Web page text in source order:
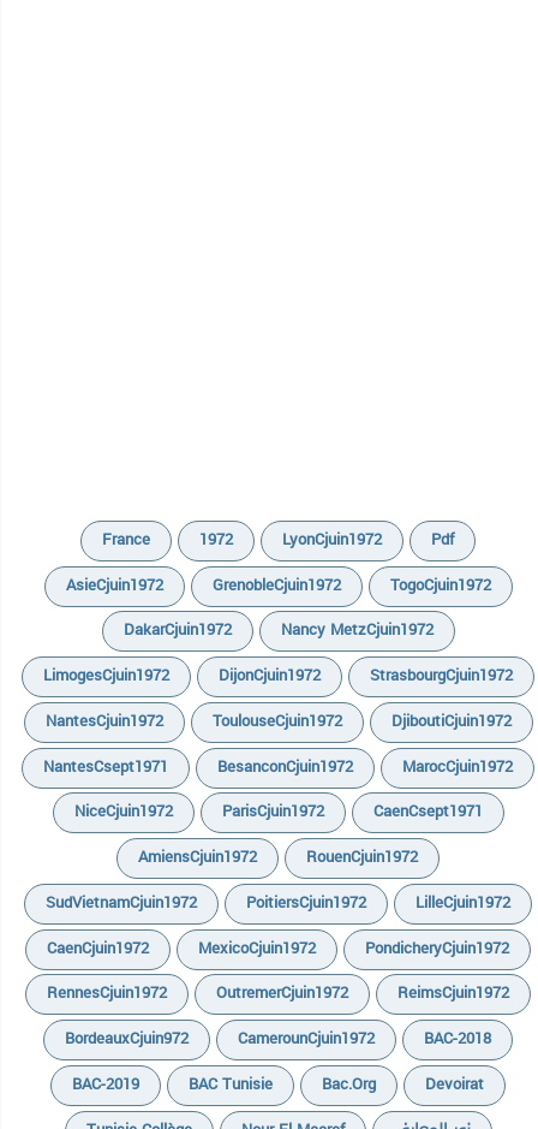
France 1972 LyonCjuin1972
Pdf
AsieCjuin1972
GrenobleCjuin1972
TogoCjuin1972
DakarCjuin1972
Nancy MetzCjuin1972
LimogesCjuin1972
DijonCjuin1972
StrasbourgCjuin1972
NantesCjuin1972
ToulouseCjuin1972
DjiboutiCjuin1972
NantesCsept1971
BesanconCjuin1972
MarocCjuin1972
NiceCjuin1972
ParisCjuin1972
CaenCsept1971
AmiensCjuin1972
RouenCjuin1972
SudVietnamCjuin1972
PoitiersCjuin1972
LilleCjuin1972
CaenCjuin1972
MexicoCjuin1972
PondicheryCjuin1972
RennesCjuin1972
OutremerCjuin1972
ReimsCjuin1972
BordeauxCjuin972
CamerounCjuin1972
BAC-2018
BAC-2019
BAC Tunisie Bac.org
Devoirat